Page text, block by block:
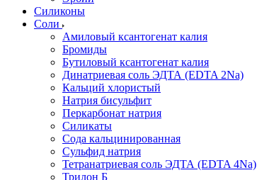
Силиконы
Соли
Амиловый ксантогенат калия
Бромиды
Бутиловый ксантогенат калия
Динатриевая соль ЭДТА (EDTA 2Na)
Кальций хлористый
Натрия бисульфит
Перкарбонат натрия
Силикаты
Сода кальцинированная
Сульфид натрия
Тетранатриевая соль ЭДТА (EDTA 4Na)
Трилон Б